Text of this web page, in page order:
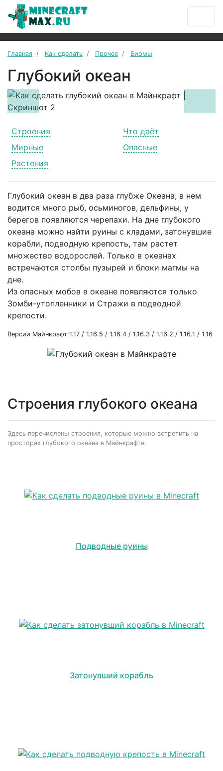
Главная Как сделать Прочее Биомы
Глубокий океан
Previous
Строения
Что даёт
Мирные
Опасные
Растения
Глубокий океан в два раза глубже Океана, в нем
водится много рыб, осьминогов, дельфины, у
берегов появляются черепахи. На дне глубокого
океана можно найти руины с кладами, затонувшие
корабли, подводную крепость, там растет
множество водорослей. Только в океанах
встречаются столбы пузырей и блоки магмы на
дне.
Из опасных мобов в океане появляются только
Зомби-утопленники и Стражи в подводной
крепости.
Версии Майнкрафт:1.17 / 1.16.5 / 1.16.4 / 1.16.3 / 1.16.2 / 1.16.1 / 1.16
Строения глубокого океана
Здесь перечислены строения, которые можно встретить на
просторах глубокого океана в Майнкрафте.
Подводные руины
Затонувший корабль